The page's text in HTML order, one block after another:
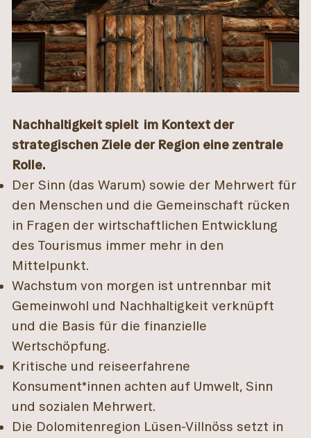
Nachhaltigkeit spielt im Kontext der
strategischen Ziele der Region eine zentrale
Rolle.
Der Sinn (das Warum) sowie der Mehrwert für
den Menschen und die Gemeinschaft rücken
in Fragen der wirtschaftlichen Entwicklung
des Tourismus immer mehr in den
Mittelpunkt.
Wachstum von morgen ist untrennbar mit
Gemeinwohl und Nachhaltigkeit verknüpft
und die Basis für die finanzielle
Wertschöpfung.
Kritische und reiseerfahrene
Konsument*innen achten auf Umwelt, Sinn
und sozialen Mehrwert.
Die Dolomitenregion Lüsen-Villnöss setzt in